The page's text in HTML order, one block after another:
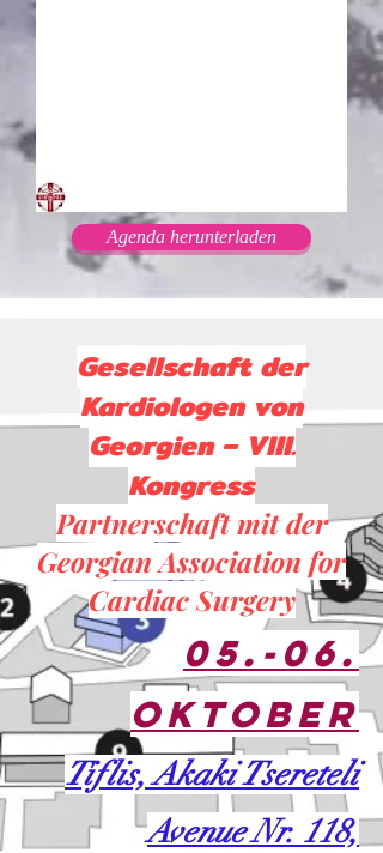
Agenda herunterladen
Gesellschaft der
Kardiologen von
Georgien – VIII.
Kongress
Partnerschaft mit der
Georgian Association for
Cardiac Surgery
05.-06.
Oktober
Tiflis, Akaki Tsereteli
Avenue Nr. 118,